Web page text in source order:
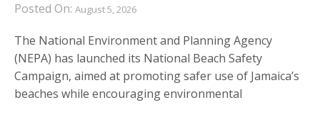
Posted On: August 5, 2026
The National Environment and Planning Agency
(NEPA) has launched its National Beach Safety
Campaign, aimed at promoting safer use of Jamaica’s
beaches while encouraging environmental